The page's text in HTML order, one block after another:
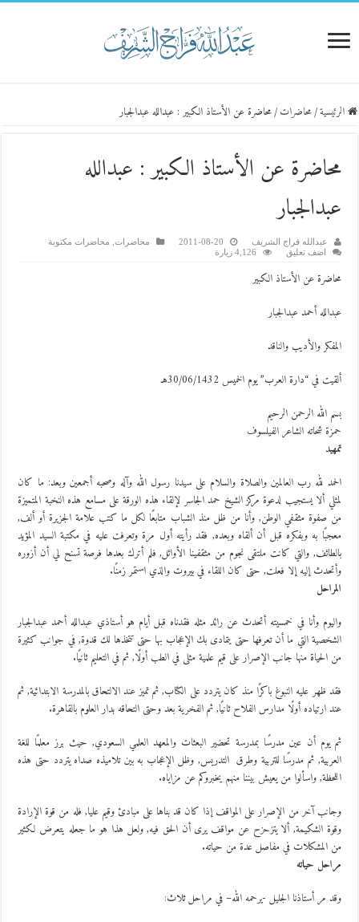
الرئيسية/محاضرات/محاضرة عن الأستاذ الكبير : عبدالله عبدالجبار
محاضرة عن الأستاذ الكبير : عبدالله
عبدالجبار
عبدالله فراج الشريف 2011-08-20 محاضرات محاضرات مكتوبة
اضف تعليق
4,126 زيارة
محاضرة عن الأستاذ الكبير
عبدالله أحمد عبدالجبار
المفكر والأديب والناقد
ألقيت في “دارة العرب” يوم الخميس 30/06/1432هـ
بسم الله الرحمن الرحيم
حمزة شحاته الشاعر الفيلسوف
تمهيد
الحمد لله رب العالمين والصلاة والسلام على سيدنا رسول الله وآله وصحبه أجمعين وبعد: ما كان
لمثلي ألا يستجيب لدعوة مركز الشيخ حمد الجاسر لإلقاء هذه الورقة على مسامع هذه النخبة المتميزة
من صفوة مثقفي الوطن, وأنا من ظل منذ الشباب متابعًا لكل ما كتب علامة الجزيرة أو ألف,
معجبًا به وبفكره قبل أن ألقاه وبعده, فقد رأيته أول مرة وتعرفت عليه في مكتبة السيد المؤيد
بالطائف, والتي كانت ملتقى نجوم من مثقفينا الأوائل, فلم أترك بعدها فرصة تسنح لي أن أزوره
وأتحدث إليه إلا فعلت, حتى كان اللقاء في بيروت والذي استمر زمنًا.
المراحل
واليوم وأنا في خمسيته أتحدث عن رائد مثله فقدناه قبل أيام هو أستاذي عبدالله أحمد عبدالجبار
الشخصية التي ما أن تعرفها حتى يتمادى بك الإعجاب بها حتى تتخذها لك قدوة, في جوانب كثيرة
من الحياة منها جانب الإصرار على قيم علمية مثلى في الطب أولًا, ثم في التعليم ثانيًا.
فقد ظهر عليه النبوغ باكرًا منذ كان يتردد على الكتاب, ثم تميز عند الالتحاق بالمدرسة الابتدائية, ثم
عند ارتياده أولًا مدارس الفلاح ثانيًا, ثم الفخرية بعد وحتى التحاقه بدار العلوم بالقاهرة.
ثم يوم أن عين مدرسًا بمدرسة تحضير البعثات والمعهد العلمي السعودي, حيث برز معلمًا للغة
العربية, ثم مدرسًا للتربية وطرق التدريس, وظل الإعجاب به بين تلاميذه صداه يتردد حتى هذه
اللحظة, واسألوا من يعيش بيننا منهم يخبروكم عن مزاياه.
وجانب آخر من الإصرار على المواقف إذا كان قد بناها على مبادئ وقيم عليا, فله من قوة الإرادة
وقوة الشكيمة, ألا يتزحزح عن مواقف يرى أن الحق فيه, ولعل هذا هو ما جعله يتعرض لكثير
من المشكلات في مفاصل عدة من حياته.
مراحل حياته
وقد مر أستاذنا الجليل -يرحمه الله– في مراحل ثلاث: